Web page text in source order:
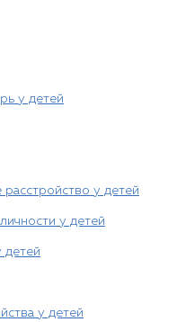
у детей
у детей
у детей
детей
у детей